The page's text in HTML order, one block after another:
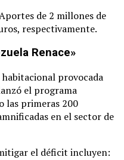
de 2 millones de
respectivamente.
Renace»
habitacional provocada
el programa
las primeras 200
en el sector de
el déficit incluyen: